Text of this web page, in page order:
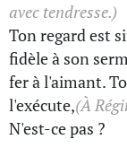
avec tendresse.)
Ton regard est
fidèle à son
fer à l'aimant.
l'exécute,(À
N'est-ce pas ?